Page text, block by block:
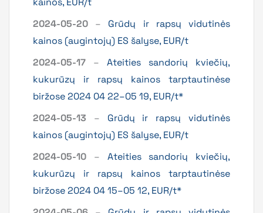
2024-05-20 – Grūdų ir rapsų vidutinės
kainos (augintojų) ES šalyse, EUR/t
2024-05-17 – Ateities sandorių kviečių,
kukurūzų ir rapsų kainos tarptautinėse
biržose 2024 04 22–05 19, EUR/t*
2024-05-13 – Grūdų ir rapsų vidutinės
kainos (augintojų) ES šalyse, EUR/t
2024-05-10 – Ateities sandorių kviečių,
kukurūzų ir rapsų kainos tarptautinėse
biržose 2024 04 15–05 12, EUR/t*